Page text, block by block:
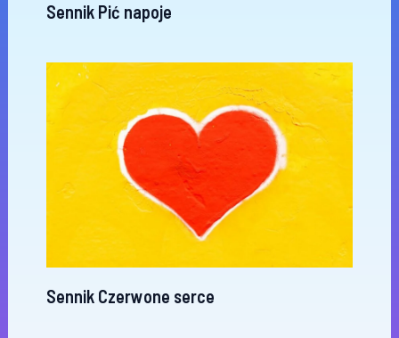
Sennik Pić napoje
Sennik Czerwone serce